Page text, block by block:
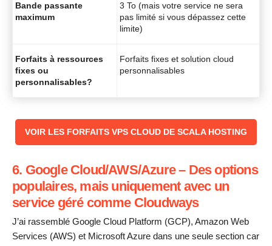
Bande passante
maximum
3 To (mais votre service ne sera
pas limité si vous dépassez cette
limite)
Forfaits à ressources
fixes ou
personnalisables?
Forfaits fixes et solution cloud
personnalisables
‌‌VOIR LES FORFAITS VPS CLOUD DE SCALA HOSTING
6. Google Cloud/AWS/Azure – Des options
populaires, mais uniquement avec un
service géré comme Cloudways
J’ai rassemblé Google Cloud Platform (GCP), Amazon Web
Services (AWS) et Microsoft Azure dans une seule section car